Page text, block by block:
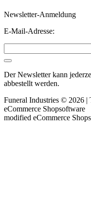
Newsletter-Anmeldung
E-Mail-Adresse:
Der Newsletter kann
abbestellt werden.
Funeral Industries © 2026
eCommerce Shopsoftware
modified eCommerce